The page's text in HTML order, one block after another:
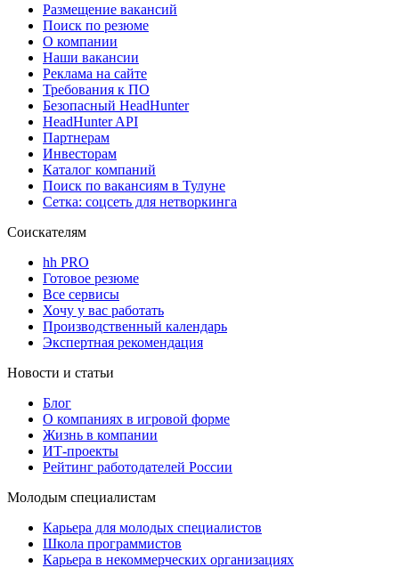
Размещение вакансий
Поиск по резюме
О компании
Наши вакансии
Реклама на сайте
Требования к ПО
Безопасный HeadHunter
HeadHunter API
Партнерам
Инвесторам
Каталог компаний
Поиск по вакансиям в Тулуне
Сетка: соцсеть для нетворкинга
Соискателям
hh PRO
Готовое резюме
Все сервисы
Хочу у вас работать
Производственный календарь
Экспертная рекомендация
Новости и статьи
Блог
О компаниях в игровой форме
Жизнь в компании
ИТ-проекты
Рейтинг работодателей России
Молодым специалистам
Карьера для молодых специалистов
Школа программистов
Карьера в некоммерческих организациях